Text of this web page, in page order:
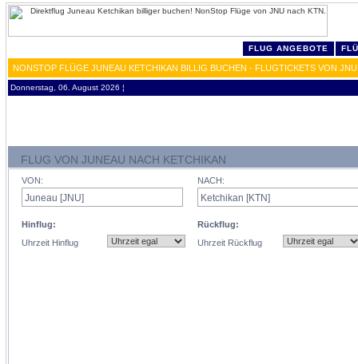
FLUG ANGEBOTE
NONSTOP FLÜGE JUNEAU KETCHIKAN BILLIG BUCHEN - FLUGTICKETS VON
Donnerstag, 06. August 2026 ¦
FLUG VON JUNEAU NACH KETCHIKAN
VON:
Hinflug:
Uhrzeit Hinflug
NACH:
Rückflug:
Uhrzeit Rückflug